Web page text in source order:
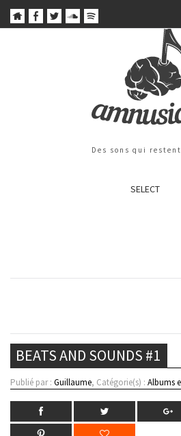
Des sons qui
SELECT
BEATS AND SOUNDS #1
Publié par : Guillaume, Catégorie(s) : Albums